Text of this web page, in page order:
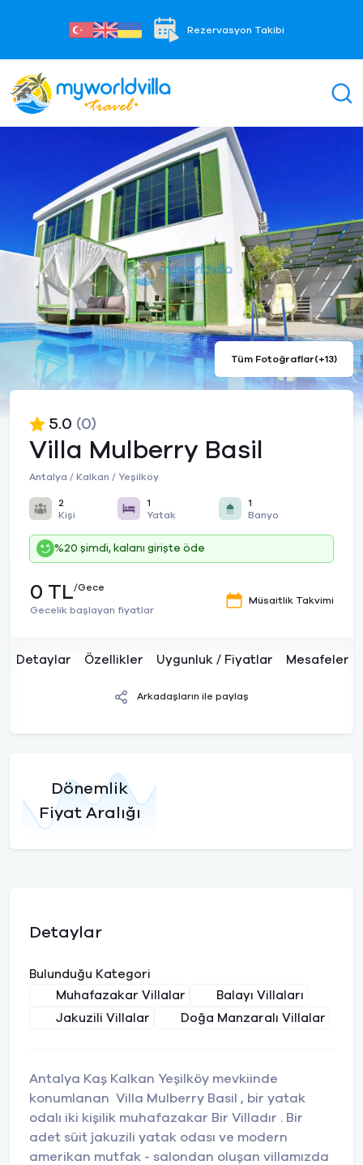
Rezervasyon Takibi
Tüm Fotoğraflar(+13)
Villa Mulberry Basil
Antalya / Kalkan / Yeşilköy
5.0 (0)
2
Kişi
1
Yatak
1
Banyo
%20 şimdi, kalanı girişte öde
0 TL/Gece
Gecelik başlayan fiyatlar
Müsaitlik Takvimi
Detaylar Özellikler Uygunluk / Fiyatlar Mesafeler
Arkadaşların ile paylaş
Dönemlik
Fiyat Aralığı
Detaylar
Bulunduğu Kategori
Muhafazakar Villalar
Balayı Villaları
Jakuzili Villalar
Doğa Manzaralı Villalar
Antalya Kaş Kalkan Yeşilköy mevkiinde
konumlanan Villa Mulberry Basil , bir yatak
odalı iki kişilik muhafazakar Bir Villadır . Bir
adet süit jakuzili yatak odası ve modern
amerikan mutfak - salondan oluşan villamızda